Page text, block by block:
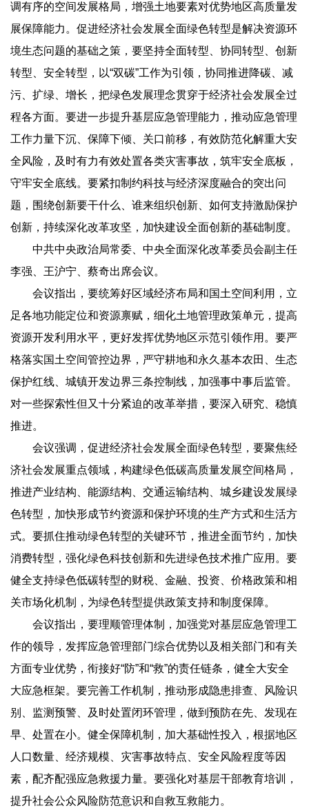
调有序的空间发展格局，增强土地要素对优势地区高质量发
展保障能力。促进经济社会发展全面绿色转型是解决资源环
境生态问题的基础之策，要坚持全面转型、协同转型、创新
转型、安全转型，以“双碳”工作为引领，协同推进降碳、减
污、扩绿、增长，把绿色发展理念贯穿于经济社会发展全过
程各方面。要进一步提升基层应急管理能力，推动应急管理
工作力量下沉、保障下倾、关口前移，有效防范化解重大安
全风险，及时有力有效处置各类灾害事故，筑牢安全底板，
守牢安全底线。要紧扣制约科技与经济深度融合的突出问
题，围绕创新要干什么、谁来组织创新、如何支持激励保护
创新，持续深化改革攻坚，加快建设全面创新的基础制度。
中共中央政治局常委、中央全面深化改革委员会副主任
李强、王沪宁、蔡奇出席会议。
会议指出，要统筹好区域经济布局和国土空间利用，立
足各地功能定位和资源禀赋，细化土地管理政策单元，提高
资源开发利用水平，更好发挥优势地区示范引领作用。要严
格落实国土空间管控边界，严守耕地和永久基本农田、生态
保护红线、城镇开发边界三条控制线，加强事中事后监管。
对一些探索性但又十分紧迫的改革举措，要深入研究、稳慎
推进。
会议强调，促进经济社会发展全面绿色转型，要聚焦经
济社会发展重点领域，构建绿色低碳高质量发展空间格局，
推进产业结构、能源结构、交通运输结构、城乡建设发展绿
色转型，加快形成节约资源和保护环境的生产方式和生活方
式。要抓住推动绿色转型的关键环节，推进全面节约，加快
消费转型，强化绿色科技创新和先进绿色技术推广应用。要
健全支持绿色低碳转型的财税、金融、投资、价格政策和相
关市场化机制，为绿色转型提供政策支持和制度保障。
会议指出，要理顺管理体制，加强党对基层应急管理工
作的领导，发挥应急管理部门综合优势以及相关部门和有关
方面专业优势，衔接好“防”和“救”的责任链条，健全大安全
大应急框架。要完善工作机制，推动形成隐患排查、风险识
别、监测预警、及时处置闭环管理，做到预防在先、发现在
早、处置在小。健全保障机制，加大基础性投入，根据地区
人口数量、经济规模、灾害事故特点、安全风险程度等因
素，配齐配强应急救援力量。要强化对基层干部教育培训，
提升社会公众风险防范意识和自救互救能力。